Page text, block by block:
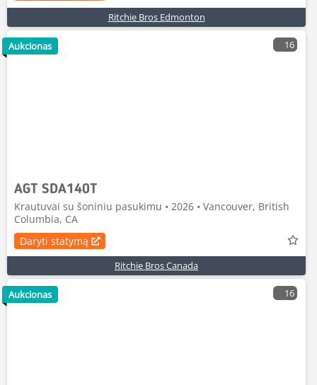
Ritchie Bros Edmonton
16
AGT SDA140T
Krautuvai su šoniniu pasukimu • 2026 • Vancouver, British
Columbia, CA
Daryti statymą
Ritchie Bros Canada
Aukcionas
16
Aukcionas